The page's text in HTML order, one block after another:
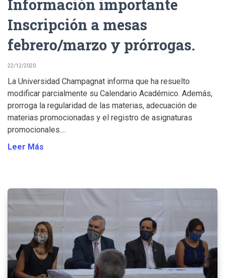
Información importante
Inscripción a mesas
febrero/marzo y prórrogas.
22/12/2020
La Universidad Champagnat informa que ha resuelto
modificar parcialmente su Calendario Académico. Además,
prorroga la regularidad de las materias, adecuación de
materias promocionadas y el registro de asignaturas
promocionales....
Leer Más